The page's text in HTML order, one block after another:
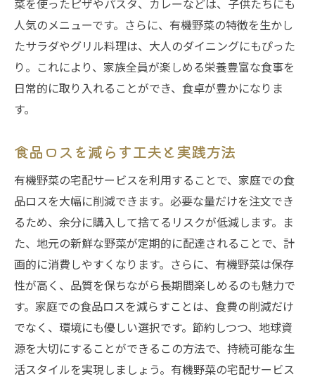
菜を使ったピザやパスタ、カレーなどは、子供たちにも
人気のメニューです。さらに、有機野菜の特徴を生かし
たサラダやグリル料理は、大人のダイニングにもぴった
り。これにより、家族全員が楽しめる栄養豊富な食事を
日常的に取り入れることができ、食卓が豊かになりま
す。
食品ロスを減らす工夫と実践方法
有機野菜の宅配サービスを利用することで、家庭での食
品ロスを大幅に削減できます。必要な量だけを注文でき
るため、余分に購入して捨てるリスクが低減します。ま
た、地元の新鮮な野菜が定期的に配達されることで、計
画的に消費しやすくなります。さらに、有機野菜は保存
性が高く、品質を保ちながら長期間楽しめるのも魅力で
す。家庭での食品ロスを減らすことは、食費の削減だけ
でなく、環境にも優しい選択です。節約しつつ、地球資
源を大切にすることができるこの方法で、持続可能な生
活スタイルを実現しましょう。有機野菜の宅配サービス